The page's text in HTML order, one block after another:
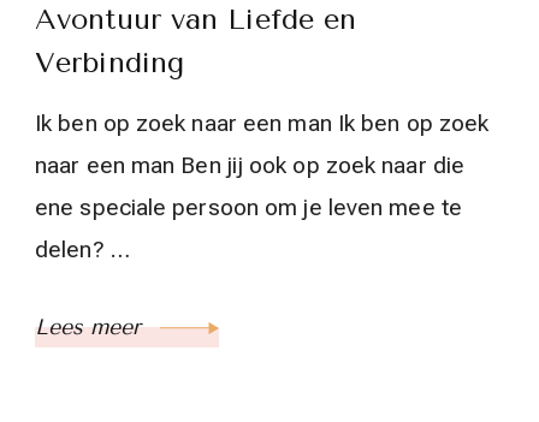
Avontuur van Liefde en
Verbinding
Ik ben op zoek naar een man Ik ben op zoek
naar een man Ben jij ook op zoek naar die
ene speciale persoon om je leven mee te
delen? …
Lees meer